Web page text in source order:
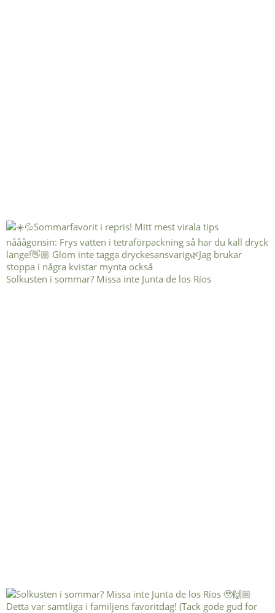
Solkusten i sommar? Missa inte Junta de los Ríos